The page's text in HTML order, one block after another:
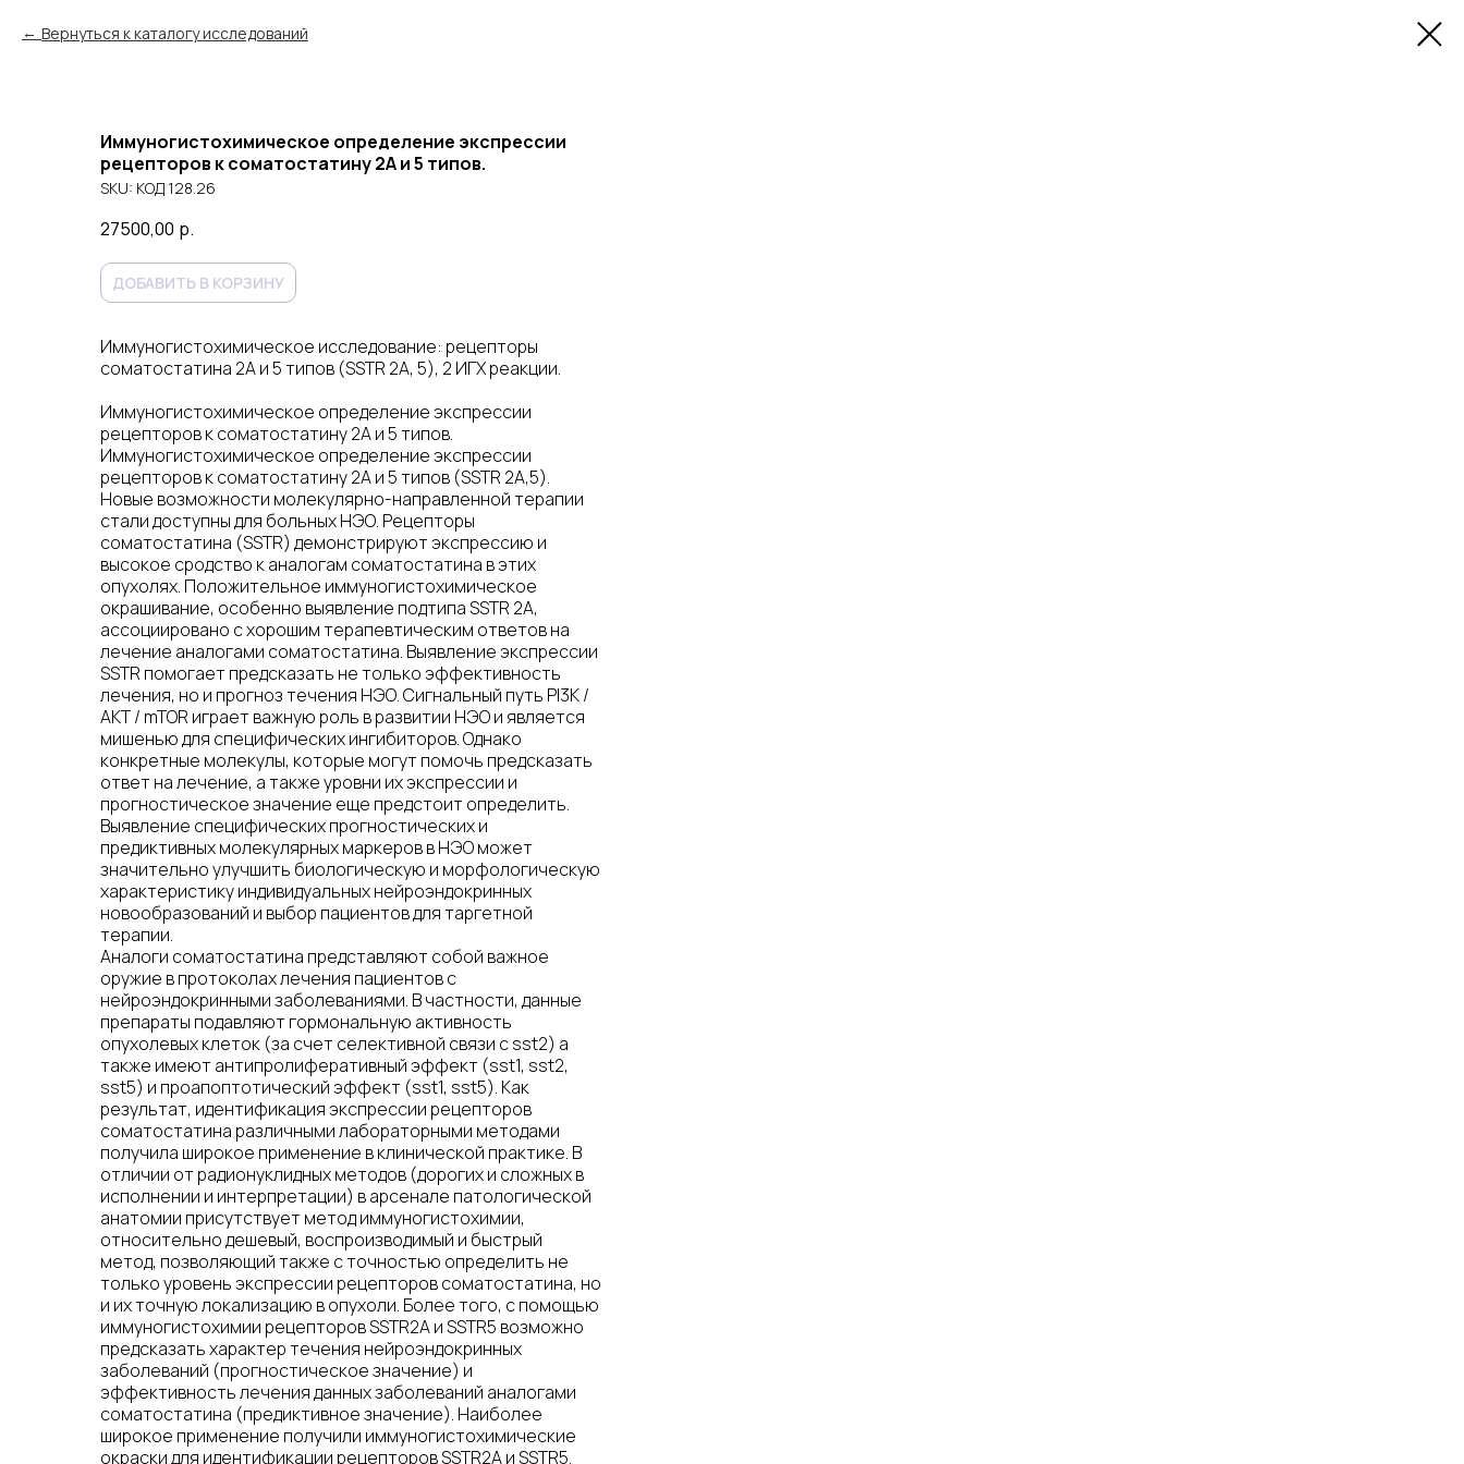
Вернуться к каталогу исследований
Иммуногистохимическое определение экспрессии
рецепторов к соматостатину 2А и 5 типов.
SKU: КОД 128.26
27500,00 р.
ДОБАВИТЬ В КОРЗИНУ
Иммуногистохимическое исследование: рецепторы
соматостатина 2А и 5 типов (SSTR 2A, 5), 2 ИГХ реакции.
Иммуногистохимическое определение экспрессии
рецепторов к соматостатину 2А и 5 типов.
Иммуногистохимическое определение экспрессии
рецепторов к соматостатину 2А и 5 типов (SSTR 2A,5).
Новые возможности молекулярно-направленной терапии
стали доступны для больных НЭО. Рецепторы
соматостатина (SSTR) демонстрируют экспрессию и
высокое сродство к аналогам соматостатина в этих
опухолях. Положительное иммуногистохимическое
окрашивание, особенно выявление подтипа SSTR 2А,
ассоциировано с хорошим терапевтическим ответов на
лечение аналогами соматостатина. Выявление экспрессии
SSTR помогает предсказать не только эффективность
лечения, но и прогноз течения НЭО. Сигнальный путь PI3K /
AKT / mTOR играет важную роль в развитии НЭО и является
мишенью для специфических ингибиторов. Однако
конкретные молекулы, которые могут помочь предсказать
ответ на лечение, а также уровни их экспрессии и
прогностическое значение еще предстоит определить.
Выявление специфических прогностических и
предиктивных молекулярных маркеров в НЭО может
значительно улучшить биологическую и морфологическую
характеристику индивидуальных нейроэндокринных
новообразований и выбор пациентов для таргетной
терапии.
Аналоги соматостатина представляют собой важное
оружие в протоколах лечения пациентов с
нейроэндокринными заболеваниями. В частности, данные
препараты подавляют гормональную активность
опухолевых клеток (за счет селективной связи с sst2) а
также имеют антипролиферативный эффект (sst1, sst2,
sst5) и проапоптотический эффект (sst1, sst5). Как
результат, идентификация экспрессии рецепторов
соматостатина различными лабораторными методами
получила широкое применение в клинической практике. В
отличии от радионуклидных методов (дорогих и сложных в
исполнении и интерпретации) в арсенале патологической
анатомии присутствует метод иммуногистохимии,
относительно дешевый, воспроизводимый и быстрый
метод, позволяющий также с точностью определить не
только уровень экспрессии рецепторов соматостатина, но
и их точную локализацию в опухоли. Более того, с помощью
иммуногистохимии рецепторов SSTR2A и SSTR5 возможно
предсказать характер течения нейроэндокринных
заболеваний (прогностическое значение) и
эффективность лечения данных заболеваний аналогами
соматостатина (предиктивное значение). Наиболее
широкое применение получили иммуногистохимические
окраски для идентификации рецепторов SSTR2A и SSTR5.